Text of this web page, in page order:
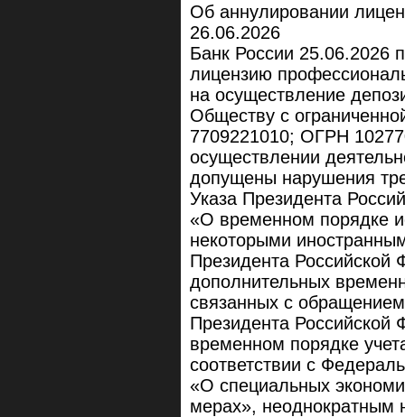
Об аннулировании
26.06.2026
Банк России 25.06.2026
лицензию
на осуществление
Обществу с
7709221010; ОГРН
осуществлении
допущены нарушения
Указа Президента
«О временном порядке
некоторыми
Президента
дополнительных
связанных с
Президента
временном порядке
соответствии с
«О специальных
мерах», неоднократным